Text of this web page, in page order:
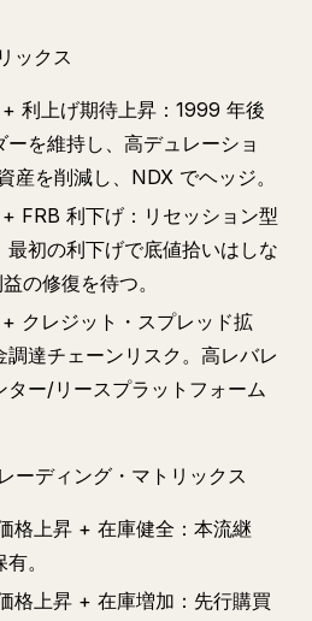
ックス
利上げ期待上昇：1999 年後
を維持し、高デュレーショ
産を削減し、NDX でヘッジ。
FRB 利下げ：リセッション型
最初の利下げで底値拾いはしな
の修復を待つ。
クレジット・スプレッド拡
調達チェーンリスク。高レバレ
ター/リースプラットフォーム
ーディング・マトリックス
格上昇 + 在庫健全：本流継
。
格上昇 + 在庫増加：先行購買